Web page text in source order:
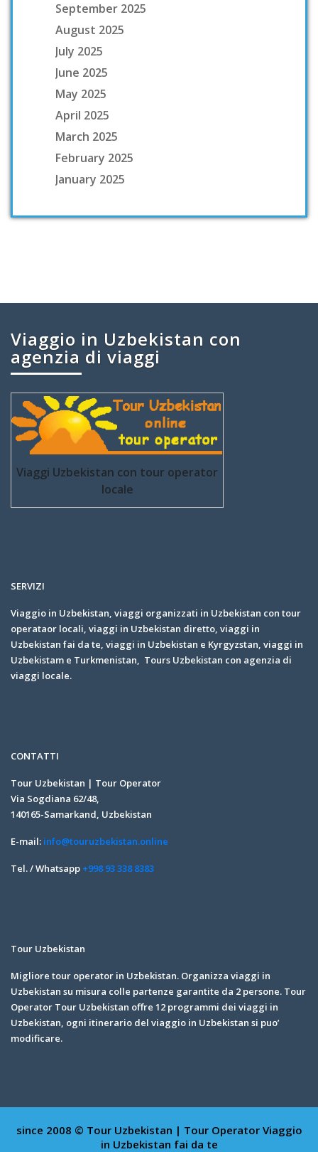
September 2025
August 2025
July 2025
June 2025
May 2025
April 2025
March 2025
February 2025
January 2025
Viaggio in Uzbekistan con
agenzia di viaggi
Viaggi Uzbekistan con tour operator
locale
SERVIZI
Viaggio in Uzbekistan, viaggi organizzati in Uzbekistan con tour
operataor locali, viaggi in Uzbekistan diretto, viaggi in
Uzbekistan fai da te, viaggi in Uzbekistan e Kyrgyzstan, viaggi in
Uzbekistam e Turkmenistan, Tours Uzbekistan con agenzia di
viaggi locale.
CONTATTI
Tour Uzbekistan | Tour Operator
Via Sogdiana 62/48,
140165-Samarkand, Uzbekistan
E-mail: info@touruzbekistan.online
Tel. / Whatsapp +998 93 338 8383
Tour Uzbekistan
Migliore tour operator in Uzbekistan. Organizza viaggi in
Uzbekistan su misura colle partenze garantite da 2 persone. Tour
Operator Tour Uzbekistan offre 12 programmi dei viaggi in
Uzbekistan, ogni itinerario del viaggio in Uzbekistan si puo’
modificare.
since 2008 © Tour Uzbekistan | Tour Operator Viaggio
in Uzbekistan fai da te